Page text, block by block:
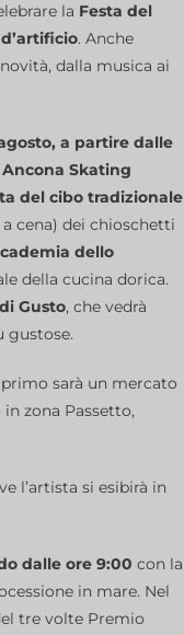
la Festa del
. Anche
dalla musica ai
a partire dalle
Ancona Skating
del cibo tradizionale
cena) dei chioschetti
dello
della cucina dorica.
Gusto, che vedrà
gustose.
primo sarà un mercato
in zona Passetto,
l’artista si esibirà in
dalle ore 9:00 con la
in mare. Nel
tre volte Premio